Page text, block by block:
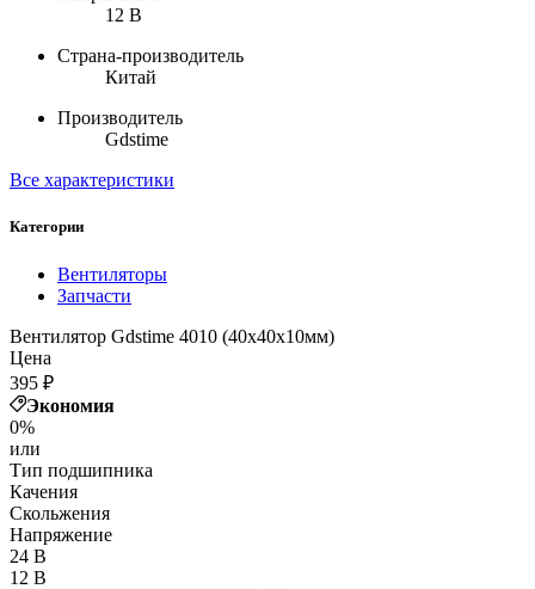
12 В
Страна-производитель
Китай
Производитель
Gdstime
Все характеристики
Категории
Вентиляторы
Запчасти
Вентилятор Gdstime 4010 (40х40x10мм)
Цена
395 ₽
Экономия
0%
или
Тип подшипника
Качения
Скольжения
Напряжение
24 В
12 В